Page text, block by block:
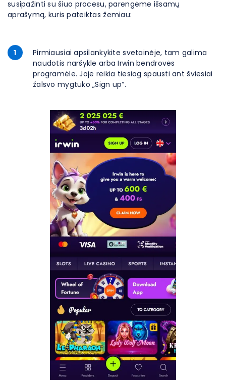
susipažinti su šiuo procesu, parengėme išsamų
aprašymą, kuris pateiktas žemiau:
1
Pirmiausiai apsilankykite svetainėje, tam galima
naudotis naršykle arba Irwin bendrovės
programėle. Joje reikia tiesiog spausti ant šviesiai
žalsvo mygtuko „Sign up“.